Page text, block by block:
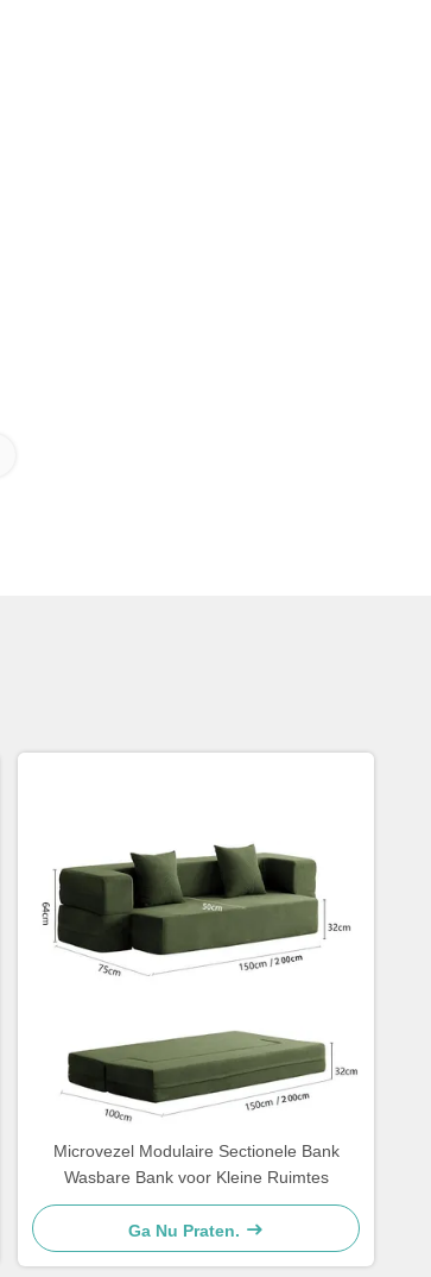
Microvezel Modulaire Sectionele Bank
Wasbare Bank voor Kleine Ruimtes
Ga Nu Praten.